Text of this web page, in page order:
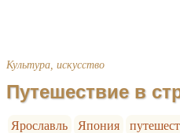
Культура, искусство
Путешествие в
Ярославль Япония